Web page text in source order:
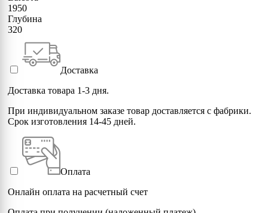
1950
Глубина
320
Доставка
Доставка товара 1-3 дня.
При индивидуальном заказе товар доставляется с фабрики.
Срок изготовления 14-45 дней.
Оплата
Онлайн оплата на расчетный счет